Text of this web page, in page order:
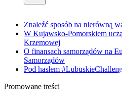
Znaleźć sposób na nierówną
W Kujawsko-Pomorskiem
Krzemowej
O finansach samorządów na
Samorządów
Pod hasłem
Promowane treści